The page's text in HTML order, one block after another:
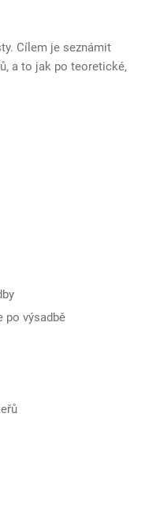
Cílem je seznámit
a to jak po teoretické,
po výsadbě